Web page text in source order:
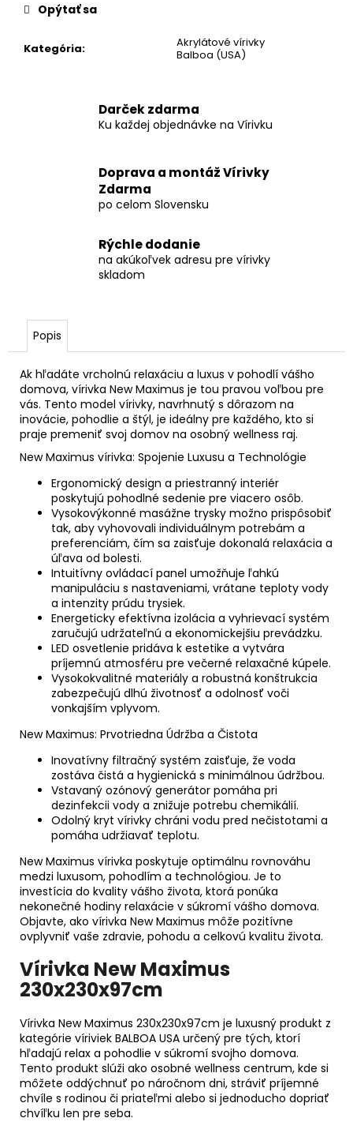
Kategória:
Akrylátové vírivky
Balboa (USA)
Opýtať sa
Darček zdarma
Ku každej objednávke na Vírivku
Doprava a montáž Vírivky
Zdarma
po celom Slovensku
Rýchle dodanie
na akúkoľvek adresu pre vírivky
skladom
Popis
Ak hľadáte vrcholnú relaxáciu a luxus v pohodlí vášho
domova, vírivka New Maximus je tou pravou voľbou pre
vás. Tento model vírivky, navrhnutý s dôrazom na
inovácie, pohodlie a štýl, je ideálny pre každého, kto si
praje premeniť svoj domov na osobný wellness raj.
New Maximus vírivka: Spojenie Luxusu a Technológie
Ergonomický design a priestranný interiér
poskytujú pohodlné sedenie pre viacero osôb.
Vysokovýkonné masážne trysky možno prispôsobiť
tak, aby vyhovovali individuálnym potrebám a
preferenciám, čím sa zaisťuje dokonalá relaxácia a
úľava od bolesti.
Intuitívny ovládací panel umožňuje ľahkú
manipuláciu s nastaveniami, vrátane teploty vody
a intenzity prúdu trysiek.
Energeticky efektívna izolácia a vyhrievací systém
zaručujú udržateľnú a ekonomickejšiu prevádzku.
LED osvetlenie pridáva k estetike a vytvára
príjemnú atmosféru pre večerné relaxačné kúpele.
Vysokokvalitné materiály a robustná konštrukcia
zabezpečujú dlhú životnosť a odolnosť voči
vonkajším vplyvom.
New Maximus: Prvotriedna Údržba a Čistota
Inovatívny filtračný systém zaisťuje, že voda
zostáva čistá a hygienická s minimálnou údržbou.
Vstavaný ozónový generátor pomáha pri
dezinfekcii vody a znižuje potrebu chemikálií.
Odolný kryt vírivky chráni vodu pred nečistotami a
pomáha udržiavať teplotu.
New Maximus vírivka poskytuje optimálnu rovnováhu
medzi luxusom, pohodlím a technológiou. Je to
investícia do kvality vášho života, ktorá ponúka
nekonečné hodiny relaxácie v súkromí vášho domova.
Objavte, ako vírivka New Maximus môže pozitívne
ovplyvniť vaše zdravie, pohodu a celkovú kvalitu života.
Vírivka New Maximus
230x230x97cm
Vírivka New Maximus 230x230x97cm je luxusný produkt z
kategórie víriviek BALBOA USA určený pre tých, ktorí
hľadajú relax a pohodlie v súkromí svojho domova.
Tento produkt slúži ako osobné wellness centrum, kde si
môžete oddýchnuť po náročnom dni, stráviť príjemné
chvíle s rodinou či priateľmi alebo si jednoducho dopriať
chvíľku len pre seba.